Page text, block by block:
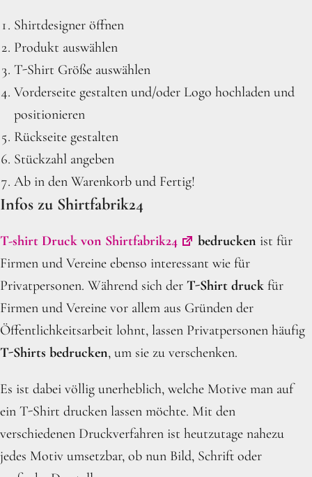
Shirtdesigner öffnen
Produkt auswählen
T-Shirt Größe auswählen
Vorderseite gestalten und/oder Logo hochladen und
positionieren
Rückseite gestalten
Stückzahl angeben
Ab in den Warenkorb und Fertig!
Infos zu Shirtfabrik24
T-shirt Druck von Shirtfabrik24 bedrucken ist für
Firmen und Vereine ebenso interessant wie für
Privatpersonen. Während sich der T-Shirt druck für
Firmen und Vereine vor allem aus Gründen der
Öffentlichkeitsarbeit lohnt, lassen Privatpersonen häufig
T-Shirts bedrucken, um sie zu verschenken.
Es ist dabei völlig unerheblich, welche Motive man auf
ein T-Shirt drucken lassen möchte. Mit den
verschiedenen Druckverfahren ist heutzutage nahezu
jedes Motiv umsetzbar, ob nun Bild, Schrift oder